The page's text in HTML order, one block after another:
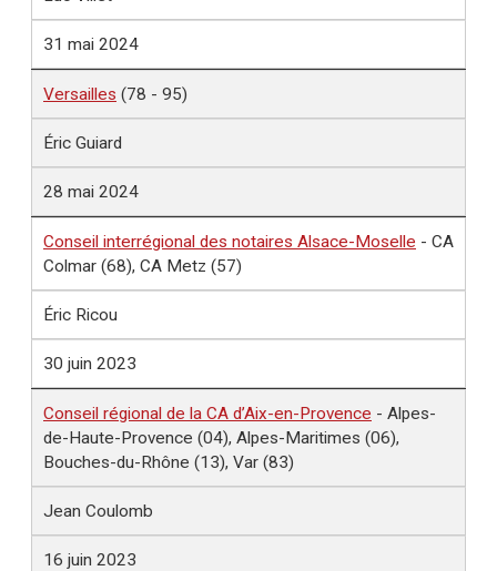
31 mai 2024
Versailles (78 - 95)
Éric Guiard
28 mai 2024
Conseil interrégional des notaires Alsace-Moselle - CA
Colmar (68), CA Metz (57)
Éric Ricou
30 juin 2023
Conseil régional de la CA d’Aix-en-Provence - Alpes-
de-Haute-Provence (04), Alpes-Maritimes (06),
Bouches-du-Rhône (13), Var (83)
Jean Coulomb
16 juin 2023